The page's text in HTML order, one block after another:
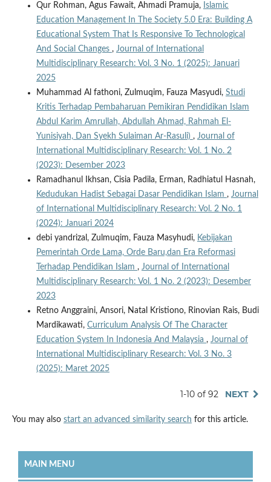
Qur Rohman, Agus Fawait, Ahmadi Pramuja, Islamic
Education Management In The Society 5.0 Era: Building A
Educational System That Is Responsive To Technological
And Social Changes , Journal of International
Multidisciplinary Research: Vol. 3 No. 1 (2025): Januari
2025
Muhammad Al fathoni, Zulmuqim, Fauza Masyudi, Studi
Kritis Terhadap Pembaharuan Pemikiran Pendidikan Islam
Abdul Karim Amrullah, Abdullah Ahmad, Rahmah El-
Yunisiyah, Dan Syekh Sulaiman Ar-Rasuli) , Journal of
International Multidisciplinary Research: Vol. 1 No. 2
(2023): Desember 2023
Ramadhanul Ikhsan, Cisia Padila, Erman, Radhiatul Hasnah,
Kedudukan Hadist Sebagai Dasar Pendidikan Islam , Journal
of International Multidisciplinary Research: Vol. 2 No. 1
(2024): Januari 2024
debi yandrizal, Zulmuqim, Fauza Masyhudi, Kebijakan
Pemerintah Orde Lama, Orde Baru,dan Era Reformasi
Terhadap Pendidikan Islam , Journal of International
Multidisciplinary Research: Vol. 1 No. 2 (2023): Desember
2023
Retno Anggraini, Ansori, Natal Kristiono, Rinovian Rais, Budi
Mardikawati, Curriculum Analysis Of The Character
Education System In Indonesia And Malaysia , Journal of
International Multidisciplinary Research: Vol. 3 No. 3
(2025): Maret 2025
1-10 of 92 NEXT
You may also start an advanced similarity search for this article.
MAIN MENU